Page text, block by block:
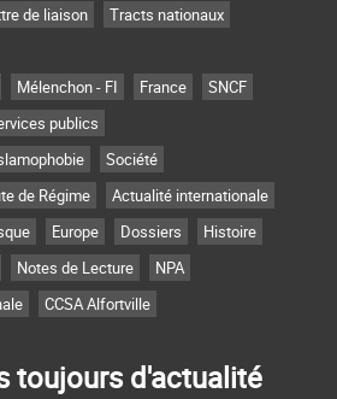
de liaison
Tracts nationaux
Mélenchon - FI France
SNCF
publics
Société
de Régime
Actualité internationale
Europe Dossiers
Histoire
Notes de Lecture
NPA
CCSA Alfortville
toujours d'actualité